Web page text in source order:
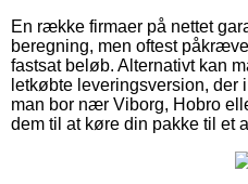
En række firmaer på nettet
beregning, men oftest
fastsat beløb. Alternativt kan
letkøbte leveringsversion,
man bor nær Viborg, Hobro
dem til at køre din pakke til et